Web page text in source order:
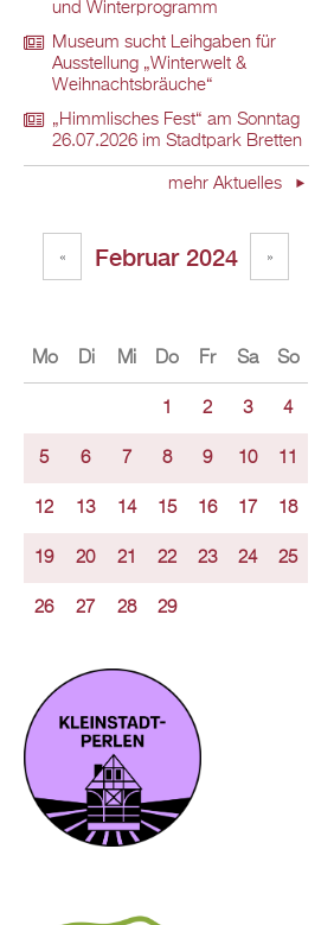
und Winterprogramm
Museum sucht Leihgaben für
Ausstellung „Winterwelt &
Weihnachtsbräuche“
„Himmlisches Fest“ am Sonntag
26.07.2026 im Stadtpark Bretten
mehr Aktuelles
Februar 2024
« »
Mo Di Mi Do Fr Sa So
1 2 3 4
5 6 7 8 9 10 11
12 13 14 15 16 17 18
19 20 21 22 23 24 25
26 27 28 29